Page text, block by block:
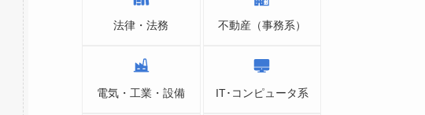
法律・法務 不動産（事務系）
電気・工業・設備 IT･コンピュータ系